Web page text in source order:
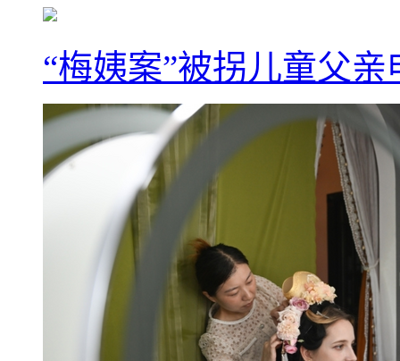
“梅姨案”被拐儿童父